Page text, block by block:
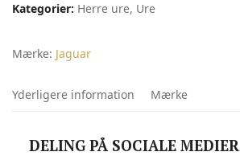
Kategorier: Herre ure, Ure
Mærke: Jaguar
Yderligere information Mærke
DELING PÅ SOCIALE MEDIER